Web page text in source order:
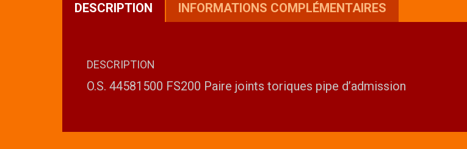
DESCRIPTION INFORMATIONS COMPLÉMENTAIRES
DESCRIPTION
O.S. 44581500 FS200 Paire joints toriques pipe d’admission